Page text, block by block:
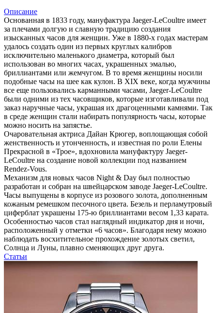
Описание
Основанная в 1833 году, мануфактура Jaeger-LeCoultre имеет
за плечами долгую и славную традицию создания
изысканных часов для женщин. Уже в 1880-х годах мастерам
удалось создать один из первых круглых калибров
исключительно маленького диаметра, который был
использован во многих часах, украшенных эмалью,
бриллиантами или жемчугом. В то время женщины носили
подобные часы на шее как кулон. В XIX веке, когда мужчины
все еще пользовались карманными часами, Jaeger-LeCoultre
были одними из тех часовщиков, которые изготавливали под
заказ наручные часы, украшая их драгоценными камнями. Так
в среде женщин стали набирать популярность часы, которые
можно носить на запястье.
Очаровательная актриса Дайан Крюгер, воплощающая собой
женственность и утонченность, и известная по роли Елены
Прекрасной в «Трое», вдохновила мануфактуру Jaeger-
LeCoultre на создание новой коллекции под названием
Rendez-Vous.
Механизм для новых часов Night & Day был полностью
разработан и собран на швейцарском заводе Jaeger-LeCoultre.
Часы выпущены в корпусе из розового золота, дополненным
кожаным ремешком песочного цвета. Безель и перламутровый
циферблат украшены 175-ю бриллиантами весом 1,33 карата.
Особенностью часов стал наглядный индикатор дня и ночи,
расположенный у отметки «6 часов». Благодаря нему можно
наблюдать восхитительное прохождение золотых светил,
Солнца и Луны, плавно сменяющих друг друга.
Статьи